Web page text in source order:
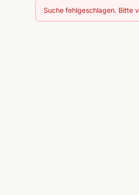
Suche fehlgeschlagen. Bitte